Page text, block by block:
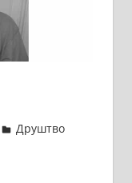
Друштво